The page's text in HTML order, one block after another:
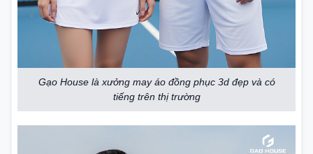
Gạo House là xưởng may áo đồng phục 3d đẹp và có
tiếng trên thị trường